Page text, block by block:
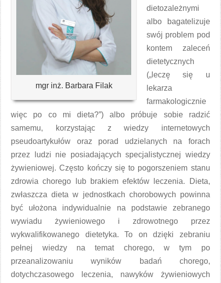
mgr inż. Barbara Filak
dietozależnymi
albo bagatelizuje
swój problem pod
kontem zaleceń
dietetycznych
(„leczę się u
lekarza
farmakologicznie
więc po co mi dieta?”) albo próbuje sobie radzić
samemu, korzystając z wiedzy internetowych
pseudoartykułów oraz porad udzielanych na forach
przez ludzi nie posiadających specjalistycznej wiedzy
żywieniowej. Często kończy się to pogorszeniem stanu
zdrowia chorego lub brakiem efektów leczenia. Dieta,
zwłaszcza dieta w jednostkach chorobowych powinna
być ułożona indywidualnie na podstawie zebranego
wywiadu żywieniowego i zdrowotnego przez
wykwalifikowanego dietetyka. To on dzięki zebraniu
pełnej wiedzy na temat chorego, w tym po
przeanalizowaniu wyników badań chorego,
dotychczasowego leczenia, nawyków żywieniowych